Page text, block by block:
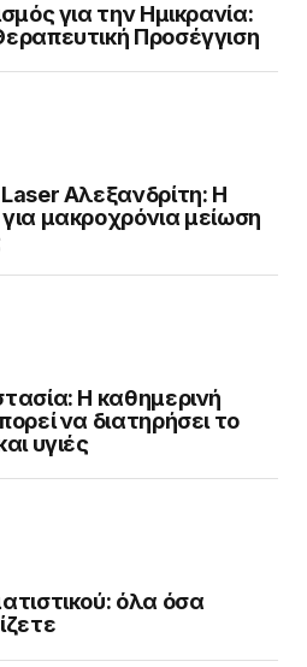
για την Ημικρανία:
Προσέγγιση
Αλεξανδρίτη: Η
μακροχρόνια μείωση
Η καθημερινή
να διατηρήσει το
υγιές
όλα όσα